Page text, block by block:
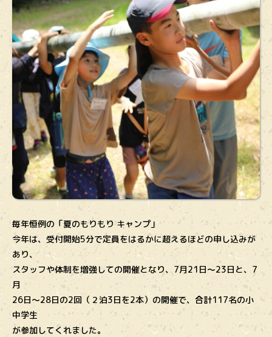
毎年恒例の「夏のもりもり キャンプ」
今年は、受付開始5分で定員をはるかに超えるほどの申し込みが
あり、
スタッフや体制を増強しての開催となり、7月21日〜23日と、7
月
26日〜28日の2回（２泊3日を2本）の開催で、合計117名の小
中学生
が参加してくれました。